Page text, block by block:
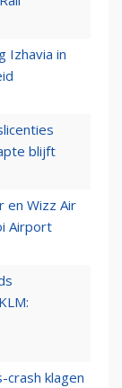
Izhavia in
blijft
en Wizz Air
Airport
crash klagen